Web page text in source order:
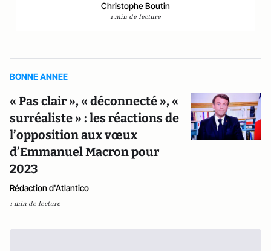
Christophe Boutin
1 min de lecture
BONNE ANNEE
« Pas clair », « déconnecté », «
surréaliste » : les réactions de
l’opposition aux vœux
d’Emmanuel Macron pour
2023
Rédaction d'Atlantico
1 min de lecture